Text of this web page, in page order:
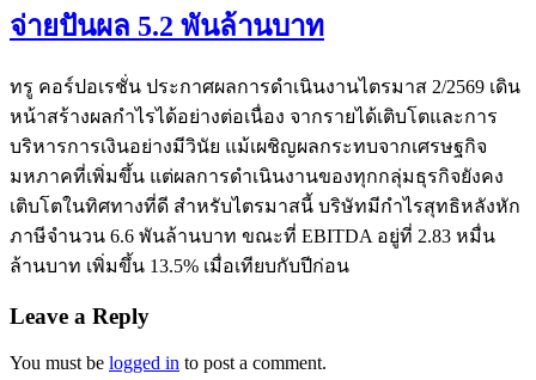
จ่ายปันผล 5.2 พันล้านบาท
ทรู คอร์ปอเรชั่น ประกาศผลการดำเนินงานไตรมาส 2/2569 เดิน
หน้าสร้างผลกำไรได้อย่างต่อเนื่อง จากรายได้เติบโตและการ
บริหารการเงินอย่างมีวินัย แม้เผชิญผลกระทบจากเศรษฐกิจ
มหภาคที่เพิ่มขึ้น แต่ผลการดำเนินงานของทุกกลุ่มธุรกิจยังคง
เติบโตในทิศทางที่ดี สำหรับไตรมาสนี้ บริษัทมีกำไรสุทธิหลังหัก
ภาษีจำนวน 6.6 พันล้านบาท ขณะที่ EBITDA อยู่ที่ 2.83 หมื่น
ล้านบาท เพิ่มขึ้น 13.5% เมื่อเทียบกับปีก่อน
Leave a Reply
You must be logged in to post a comment.